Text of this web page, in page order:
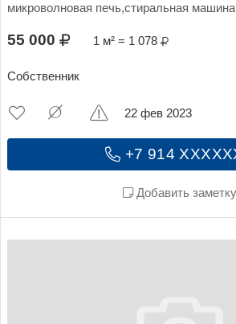
микроволновая печь,стиральная
55 000 1 м² = 1 078
Собственник
+7 914
Добавить заметку
22 фев 2023